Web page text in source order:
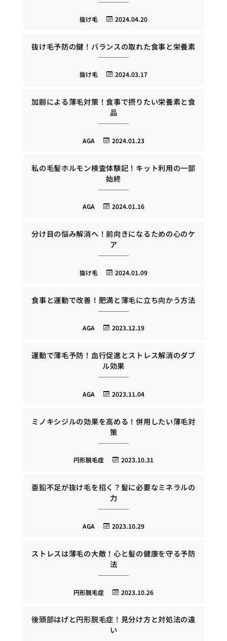
2024.04.20
抜け毛
抜け毛予防の鍵！バランスの取れた食事と栄養素
2024.03.17
抜け毛
加齢による薄毛対策！食事で摂りたい栄養素と食
品
2024.01.23
AGA
私の毛髪ホルモン検査体験記！キット利用の一部
始終
2024.01.16
AGA
分け目の悩み解消へ！前向きになるための心のケ
ア
2024.01.09
抜け毛
食事と運動で改善！肥満と薄毛に立ち向かう方法
2023.12.19
AGA
運動で薄毛予防！血行促進とストレス解消のダブ
ル効果
2023.11.04
AGA
ミノキシジルの効果を高める！併用したい薄毛対
策
2023.10.31
円形脱毛症
亜鉛不足が抜け毛を招く？髪に必要なミネラルの
力
2023.10.29
AGA
ストレスは薄毛の大敵！心と髪の健康を守る予防
法
2023.10.26
円形脱毛症
後頭部はげと円形脱毛症！見分け方と対処法の違
い